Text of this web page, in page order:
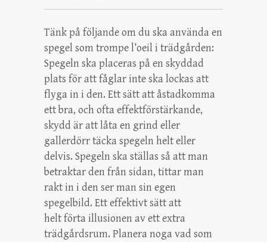
Tänk på följande om du ska använda en
spegel som trompe l’oeil i trädgården:
Spegeln ska placeras på en skyddad
plats för att fåglar inte ska lockas att
flyga in i den. Ett sätt att åstadkomma
ett bra, och ofta effektförstärkande,
skydd är att låta en grind eller
gallerdörr täcka spegeln helt eller
delvis. Spegeln ska ställas så att man
betraktar den från sidan, tittar man
rakt in i den ser man sin egen
spegelbild. Ett effektivt sätt att
helt förta illusionen av ett extra
trädgårdsrum. Planera noga vad som